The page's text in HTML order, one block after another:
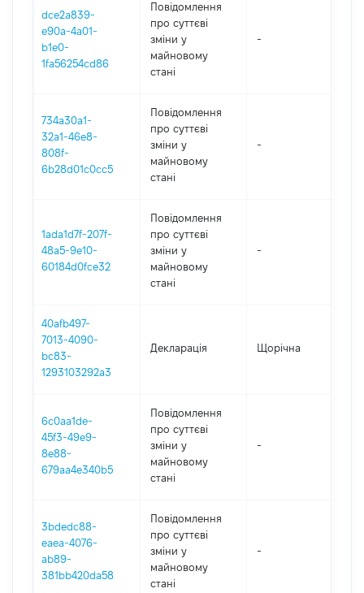
dce2a839-
e90a-4a01-
b1e0-
1fa56254cd86
Повідомлення
про суттєві
зміни y
майновому
стані
-
734a30a1-
32a1-46e8-
808f-
6b28d01c0cc5
Повідомлення
про суттєві
зміни y
майновому
стані
-
1ada1d7f-207f-
48a5-9e10-
60184d0fce32
Повідомлення
про суттєві
зміни y
майновому
стані
-
40afb497-
7013-4090-
bc83-
1293103292a3
Декларація Щорічна
6c0aa1de-
45f3-49e9-
8e88-
679aa4e340b5
Повідомлення
про суттєві
зміни y
майновому
стані
-
3bdedc88-
eaea-4076-
ab89-
381bb420da58
Повідомлення
про суттєві
зміни y
майновому
стані
-